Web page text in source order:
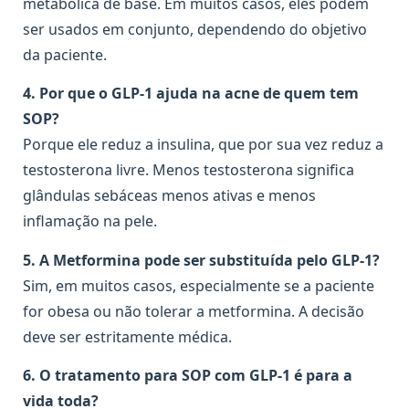
ser usados em conjunto, dependendo do objetivo
da paciente.
4. Por que o GLP-1 ajuda na acne de quem tem
SOP?
Porque ele reduz a insulina, que por sua vez reduz a
testosterona livre. Menos testosterona significa
glândulas sebáceas menos ativas e menos
inflamação na pele.
5. A Metformina pode ser substituída pelo GLP-1?
Sim, em muitos casos, especialmente se a paciente
for obesa ou não tolerar a metformina. A decisão
deve ser estritamente médica.
6. O tratamento para SOP com GLP-1 é para a
vida toda?